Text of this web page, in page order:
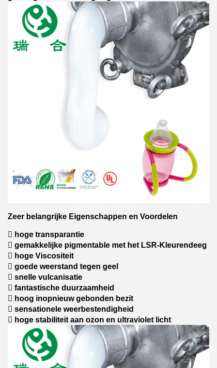
Zeer belangrijke Eigenschappen en Voordelen
 hoge transparantie
 gemakkelijke pigmentable met het LSR-Kleurendeeg
 hoge Viscositeit
 goede weerstand tegen geel
 snelle vulcanisatie
 fantastische duurzaamheid
 hoog inopnieuw gebonden bezit
 sensationele weerbestendigheid
 hoge stabiliteit aan ozon en ultraviolet licht